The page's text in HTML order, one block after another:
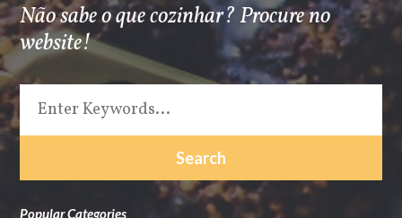
Não sabe o que cozinhar? Procure no
website!
Popular Categories